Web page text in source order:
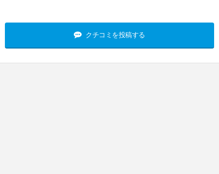
クチコミを投稿する